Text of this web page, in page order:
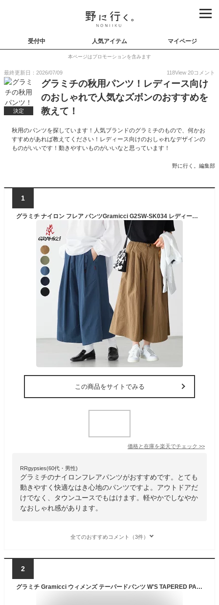
受付中 人気アイテム マイページ
本ページはプロモーションを含みます
最終更新日：2026/07/09 118View 20コメント
決定
グラミチの秋用パンツ！レディース向け
のおしゃれで人気なズボンのおすすめを
教えて！
秋用のパンツを探しています！人気ブランドのグラミチのもので、何かお
すすめがあれば教えてください！レディース向けのおしゃれなデザインの
ものがいいです！動きやすいものがいいなと思っています！
野に行く。編集部
1
グラミチ ナイロン フレア パンツGramicci G2SW-SK034 レディース スカーチョ スカンツ
この商品をサイトでみる
価格と在庫を楽天でチェック >>
RRgypsies(60代・男性)
グラミチのナイロンフレアパンツがおすすめです。とても
動きやすく快適なはき心地のパンツですよ。アウトドアだ
けでなく、タウンユースでもはけます。軽やかでしなやか
なおしゃれ感があります。
全てのおすすめコメント（3件）
2
グラミチ Gramicci ウィメンズ テーパードパンツ W'S TAPERED PANT G205-OGS＊送料無料＊《即日発送》